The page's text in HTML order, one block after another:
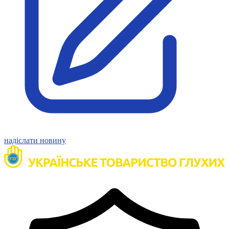
Нормативна база УТОГ
Конвенція ООН
Законодавство
Декларації
Документи ВФГ
Міжнародні документи
надіслати новину